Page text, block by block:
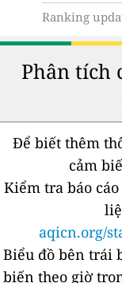
Ranking
Phân tích
Để biết thêm
cảm
Kiểm tra báo
aqicn.org/
Biểu đồ bên trái
biến theo giờ